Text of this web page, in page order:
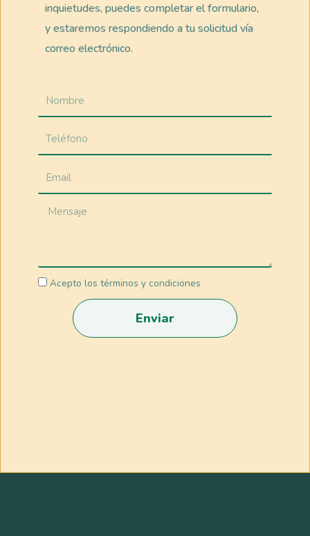
inquietudes, puedes completar el formulario,
y estaremos respondiendo a tu solicitud vía
correo electrónico.
Acepto los términos y condiciones
Enviar